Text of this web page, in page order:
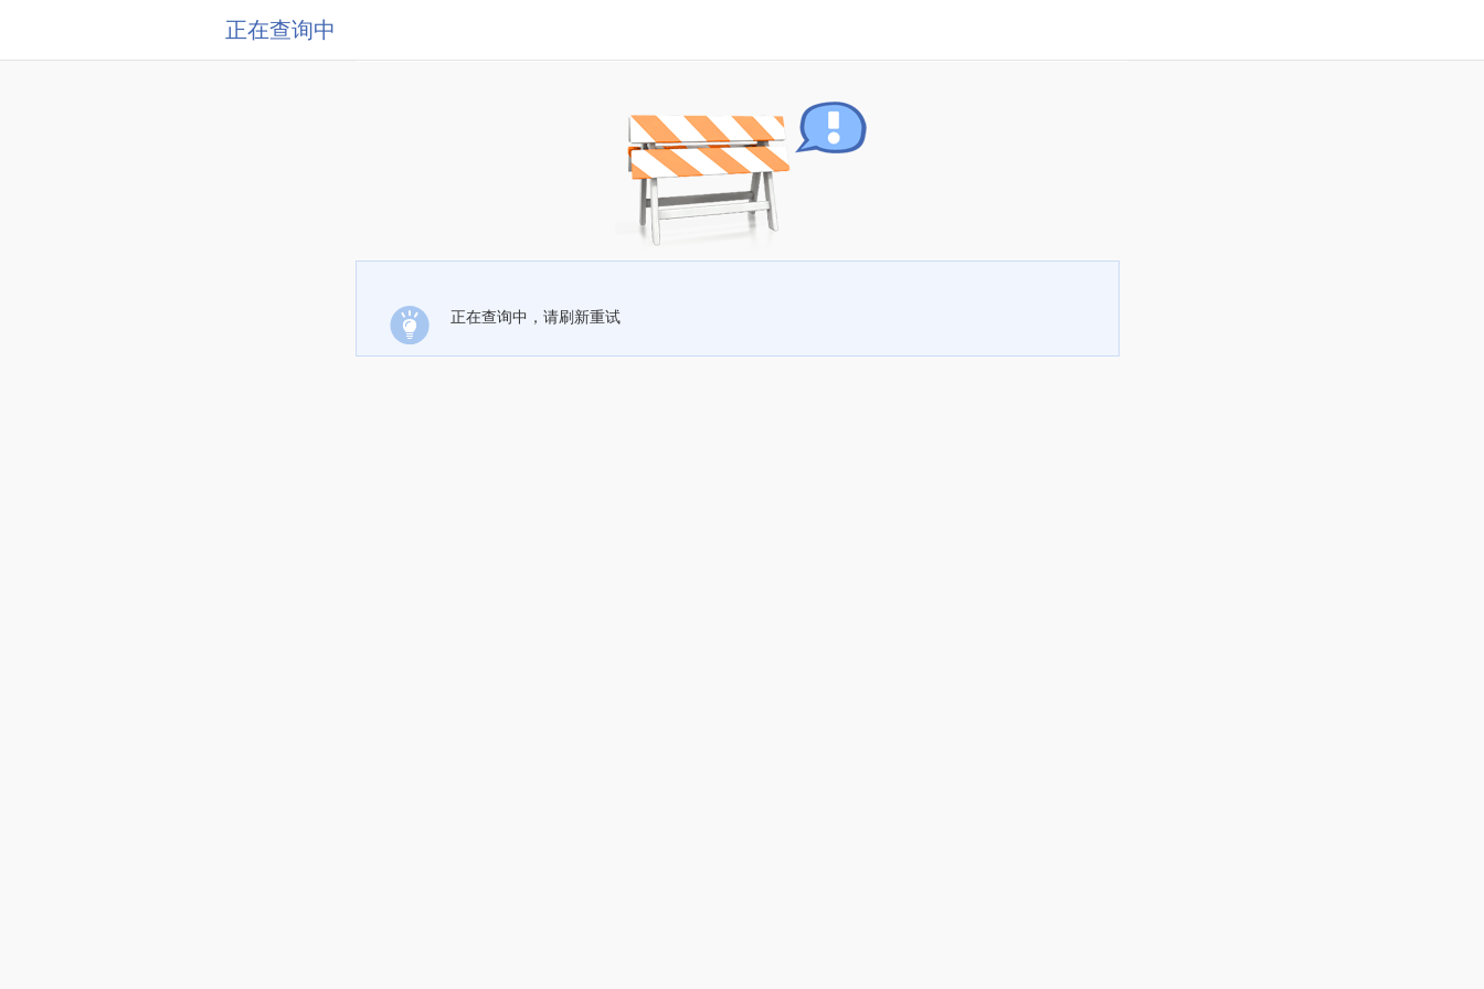
正在查询中
正在查询中，请刷新重试